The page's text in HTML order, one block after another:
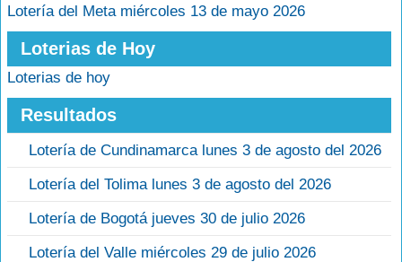
Lotería del Meta miércoles 13 de mayo 2026
Loterias de Hoy
Loterias de hoy
Resultados
Lotería de Cundinamarca lunes 3 de agosto del 2026
Lotería del Tolima lunes 3 de agosto del 2026
Lotería de Bogotá jueves 30 de julio 2026
Lotería del Valle miércoles 29 de julio 2026